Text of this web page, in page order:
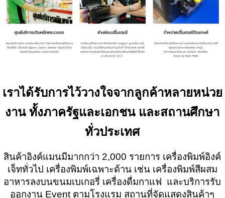
เราได้รับการไว้วางใจจากลูกค้าหลายหน่วย
งาน ทั้งภาครัฐและเอกชน และสถานศึกษา
ทั่วประเทศ
สินค้าอิงค์แมนมีมากกว่า 2,000 รายการ เครื่องพิมพ์อิงค์
เจ็ททั่วไป เครื่องพิมพ์เฉพาะด้าน เช่น เครื่องพิมพ์สีผสม
อาหารลงบนขนมเบเกอรี่ เครื่องดื่มกาแฟ และบริการรับ
ออกงาน Event ตามโรงแรม สถานที่จัดแสดงสินค้าๆ